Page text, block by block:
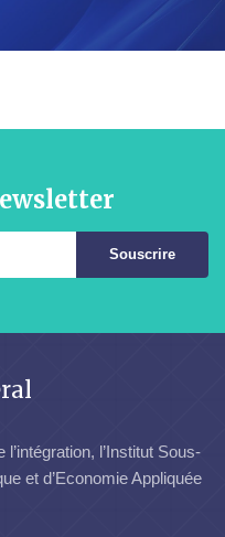
Souscrire
l’Institut Sous-
et d’Economie Appliquée